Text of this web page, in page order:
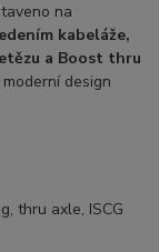
na
kabeláže,
a Boost thru
design
thru axle, ISCG